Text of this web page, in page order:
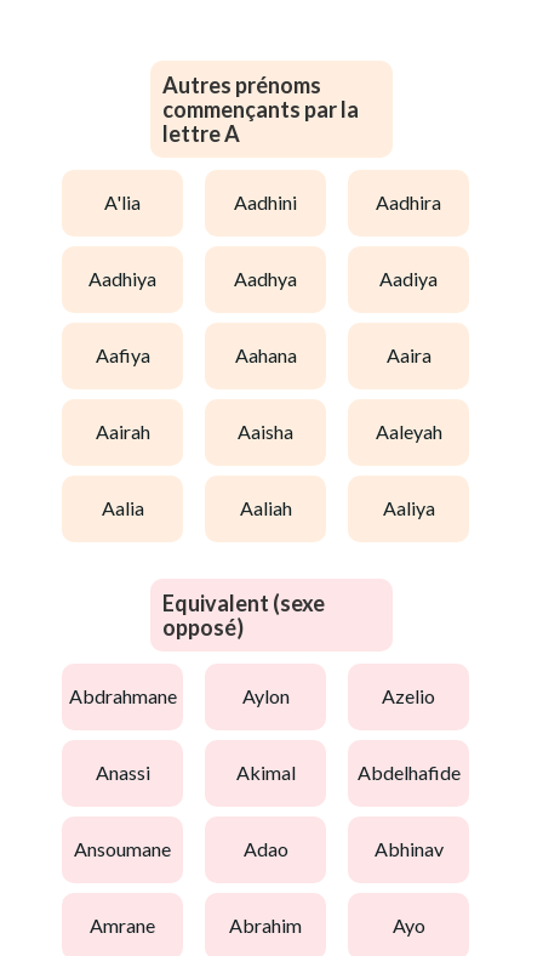
Autres prénoms
commençants par la
lettre A
a'lia aadhini aadhira
aadhiya aadhya aadiya
aafiya aahana aaira
aairah aaisha aaleyah
aalia aaliah aaliya
Equivalent (sexe
opposé)
abdrahmane aylon azelio
anassi akimal abdelhafide
ansoumane adao abhinav
amrane abrahim ayo